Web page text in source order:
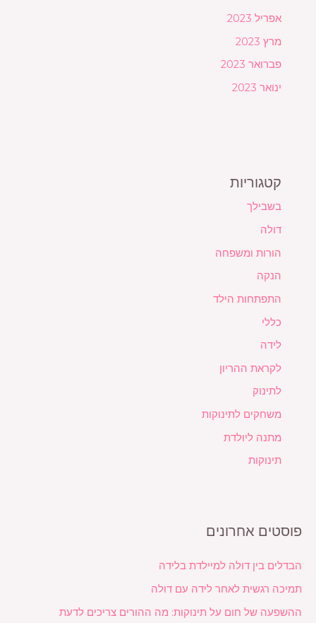
אפריל 2023
מרץ 2023
פברואר 2023
ינואר 2023
קטגוריות
בשבילך
דולה
הורות ומשפחה
הנקה
התפתחות הילד
כללי
לידה
לקראת ההריון
לתינוק
משחקים לתינוקות
מתנה ליולדת
תינוקות
פוסטים אחרונים
הבדלים בין דולה למיילדת בלידה
תמיכה רגשית לאחר לידה עם דולה
ההשפעה של חום על תינוקות: מה ההורים צריכים לדעת